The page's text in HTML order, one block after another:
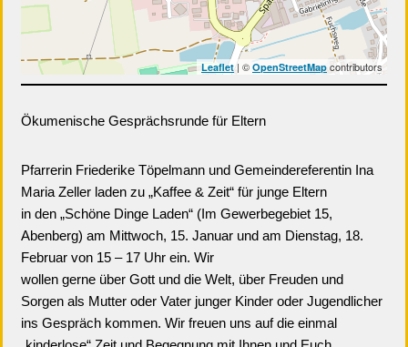
Leaflet | © OpenStreetMap contributors
Ökumenische Gesprächsrunde für Eltern
Pfarrerin Friederike Töpelmann und Gemeindereferentin Ina
Maria Zeller laden zu „Kaffee & Zeit“ für junge Eltern
in den „Schöne Dinge Laden“ (Im Gewerbegebiet 15,
Abenberg) am Mittwoch, 15. Januar und am Dienstag, 18.
Februar von 15 – 17 Uhr ein. Wir
wollen gerne über Gott und die Welt, über Freuden und
Sorgen als Mutter oder Vater junger Kinder oder Jugendlicher
ins Gespräch kommen. Wir freuen uns auf die einmal